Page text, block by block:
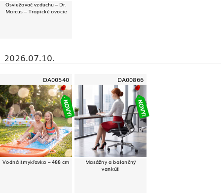
Osviežovač vzduchu – Dr.
Marcus – Tropické ovocie
2026.07.10.
DA00540
Vodná šmykľavka – 488 cm
DA00866
Masážny a balančný
vankúš